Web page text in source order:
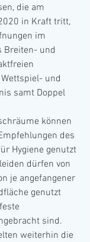
die am
in Kraft tritt,
im
Breiten- und
und
samt Doppel
können
des
Hygiene genutzt
dürfen von
je angefangener
genutzt
sind.
weiterhin die